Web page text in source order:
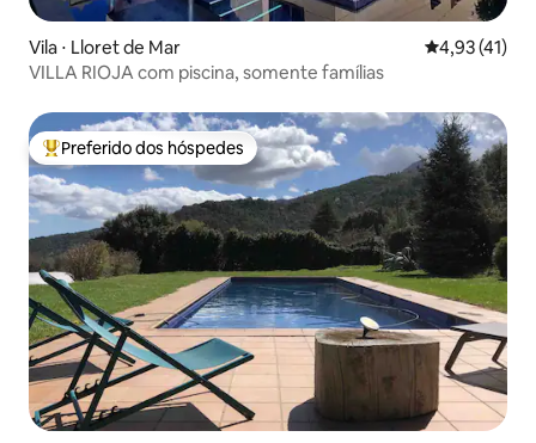
Vila ⋅ Lloret de Mar 4,93 de uma
4,93 (41)
VILLA RIOJA com piscina, somente famílias
Entre os melhores preferidos dos hóspedes
Preferido dos hóspedes